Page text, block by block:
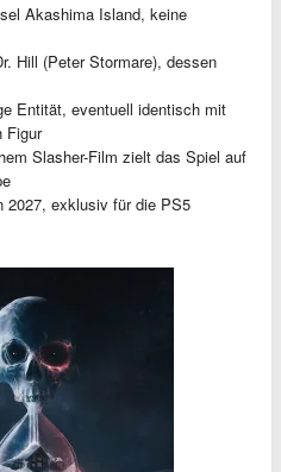
Akashima Island, keine
Hill (Peter Stormare), dessen
Entität, eventuell identisch mit
Figur
Slasher-Film zielt das Spiel auf
2027, exklusiv für die PS5